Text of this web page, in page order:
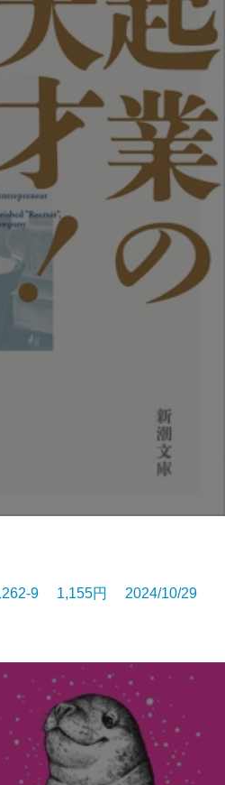
9 1,155円 2024/10/29